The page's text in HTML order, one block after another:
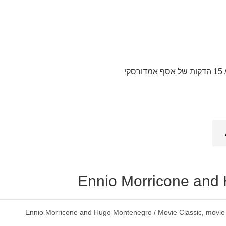
Ennio Morricone and
Ennio Morricone and Hugo Montenegro / Movie Classic